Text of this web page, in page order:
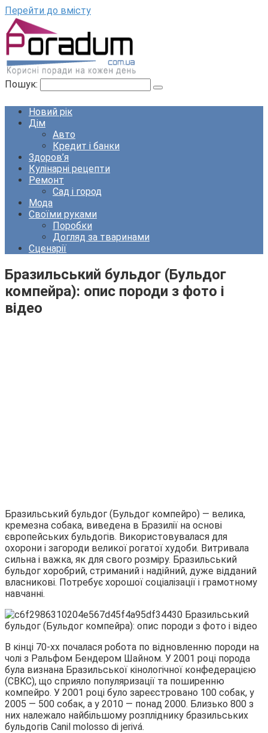
Перейти до вмісту
Пошук:
Новий рік
Дім
Авто
Кредит і банки
Здоров’я
Кулінарні рецепти
Ремонт
Сад і город
Мода
Своїми руками
Поробки
Догляд за тваринами
Сценарії
Бразильський бульдог (Бульдог
компейра): опис породи з фото і
відео
Бразильський бульдог (Бульдог компейро) ― велика,
кремезна собака, виведена в Бразилії на основі
європейських бульдогів. Використовувалася для
охорони і загороди великої рогатої худоби. Витривала
сильна і важка, як для свого розміру. Бразильський
бульдог хоробрий, стриманий і надійний, дуже відданий
власникові. Потребує хорошої соціалізації і грамотному
навчанні.
В кінці 70-хх почалася робота по відновленню породи на
чолі з Ральфом Бендером Шайном. У 2001 році порода
була визнана Бразильської кінологічної конфедерацією
(CBKC), що сприяло популяризації та поширенню
компейро. У 2001 році було зареєстровано 100 собак, у
2005 ― 500 собак, а у 2010 ― понад 2000. Близько 800 з
них належало найбільшому розпліднику бразильських
бульдогів Canil molosso di jerivá.